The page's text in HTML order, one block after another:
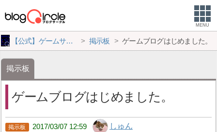
MENU
【公式】ゲームサークル 掲示板 ゲームブログはじめました。
掲示板
ゲームブログはじめました。
2017/03/07 12:59 しゅん